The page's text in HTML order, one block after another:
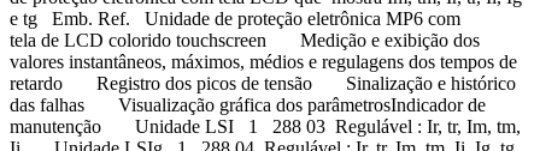
e tg Emb. Ref. Unidade de proteção eletrônica MP6 com
tela de LCD colorido touchscreen Medição e exibição dos
valores instantâneos, máximos, médios e regulagens dos tempos de
retardo Registro dos picos de tensão Sinalização e histórico
das falhas Visualização gráfica dos parâmetrosIndicador de
manutenção Unidade LSI 1 288 03 Regulável : Ir, tr, Im, tm,